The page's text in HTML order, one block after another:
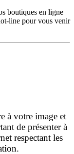
boutiques en ligne
line pour vous venir
à votre image et
de présenter à
respectant les